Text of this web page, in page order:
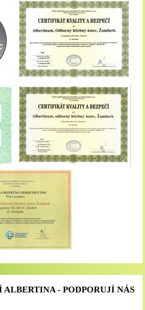
- PODPORUJÍ NÁS